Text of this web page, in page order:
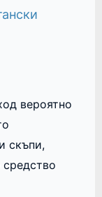
вероятно
скъпи,